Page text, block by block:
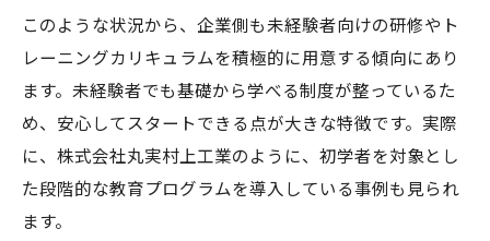
このような状況から、企業側も未経験者向けの研修やト
レーニングカリキュラムを積極的に用意する傾向にあり
ます。未経験者でも基礎から学べる制度が整っているた
め、安心してスタートできる点が大きな特徴です。実際
に、株式会社丸実村上工業のように、初学者を対象とし
た段階的な教育プログラムを導入している事例も見られ
ます。